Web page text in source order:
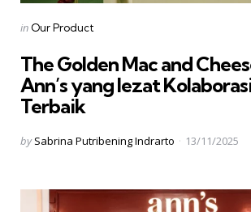
Categories
Posted
in Our Product
The Golden Mac and
Ann’s yang lezat
Terbaik
Posted
by Sabrina Putribening Indrarto 13/11/2025